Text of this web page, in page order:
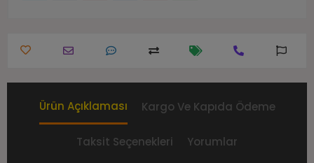
Ürün Açıklaması Kargo Ve Kapıda Ödeme
Taksit Seçenekleri Yorumlar